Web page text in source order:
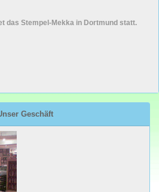
das Stempel-Mekka in Dortmund statt.
Geschäft